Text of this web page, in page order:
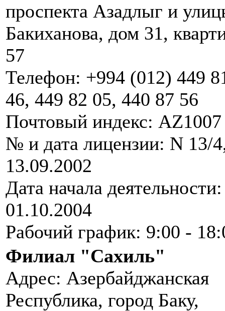
проспекта Азадлыг и
Бакиханова, дом 31,
57
Телефон: +994 (012) 449
46, 449 82 05, 440 87 56
Почтовый индекс: AZ1007
№ и дата лицензии: N 13/
13.09.2002
Дата начала деятельности:
01.10.2004
Рабочий график: 9:00 -
Филиал "Сахиль"
Адрес: Азербайджанская
Республика, город Баку,